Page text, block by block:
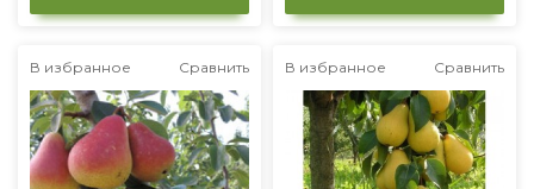
В избранное Сравнить В избранное Сравнить